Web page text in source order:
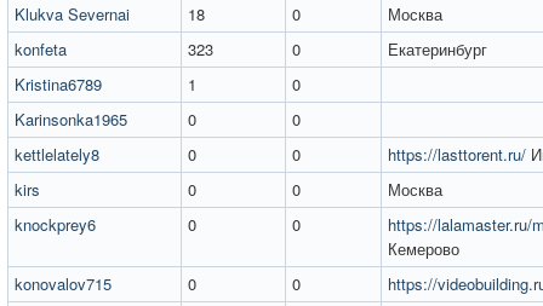
Klukva Severnai 18 0
Москва
konfeta
323 0
Екатеринбург
Kristina6789
1
0
Karinsonka1965
0
0
kettlelately8
0 0 https://lasttorent.ru/
kirs
0 0
Москва
knockprey6
0 0
https://lalamaster.ru/
Кемерово
konovalov715
0 0
https://